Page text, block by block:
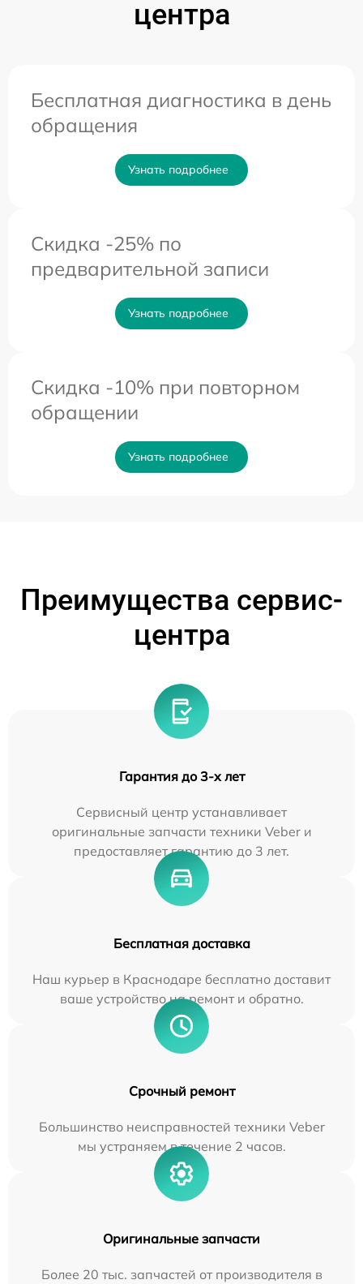
центра
Бесплатная диагностика в день
обращения
Узнать подробнее
Скидка -25% по
предварительной записи
Узнать подробнее
Скидка -10% при повторном
обращении
Узнать подробнее
Преимущества сервис-
центра
Гарантия до 3-х лет
Сервисный центр устанавливает
оригинальные запчасти техники Veber и
предоставляет гарантию до 3 лет.
Бесплатная доставка
Наш курьер в Краснодаре бесплатно доставит
ваше устройство на ремонт и обратно.
Срочный ремонт
Большинство неисправностей техники Veber
мы устраняем в течение 2 часов.
Оригинальные запчасти
Более 20 тыс. запчастей от производителя в